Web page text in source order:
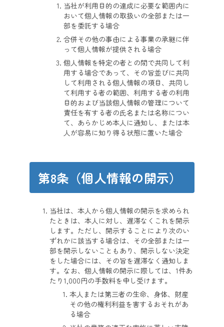
当社が利用目的の達成に必要な範囲内に
おいて個人情報の取扱いの全部または一
部を委託する場合
合併その他の事由による事業の承継に伴
って個人情報が提供される場合
個人情報を特定の者との間で共同して利
用する場合であって、その旨並びに共同
して利用される個人情報の項目、共同し
て利用する者の範囲、利用する者の利用
目的および当該個人情報の管理について
責任を有する者の氏名または名称につい
て、あらかじめ本人に通知し、または本
人が容易に知り得る状態に置いた場合
第8条（個人情報の開示）
当社は、本人から個人情報の開示を求められ
たときは、本人に対し、遅滞なくこれを開示
します。ただし、開示することにより次のい
ずれかに該当する場合は、その全部または一
部を開示しないこともあり、開示しない決定
をした場合には、その旨を遅滞なく通知しま
す。なお、個人情報の開示に際しては、1件あ
たり1,000円の手数料を申し受けます。
本人または第三者の生命、身体、財産
その他の権利利益を害するおそれがあ
る場合